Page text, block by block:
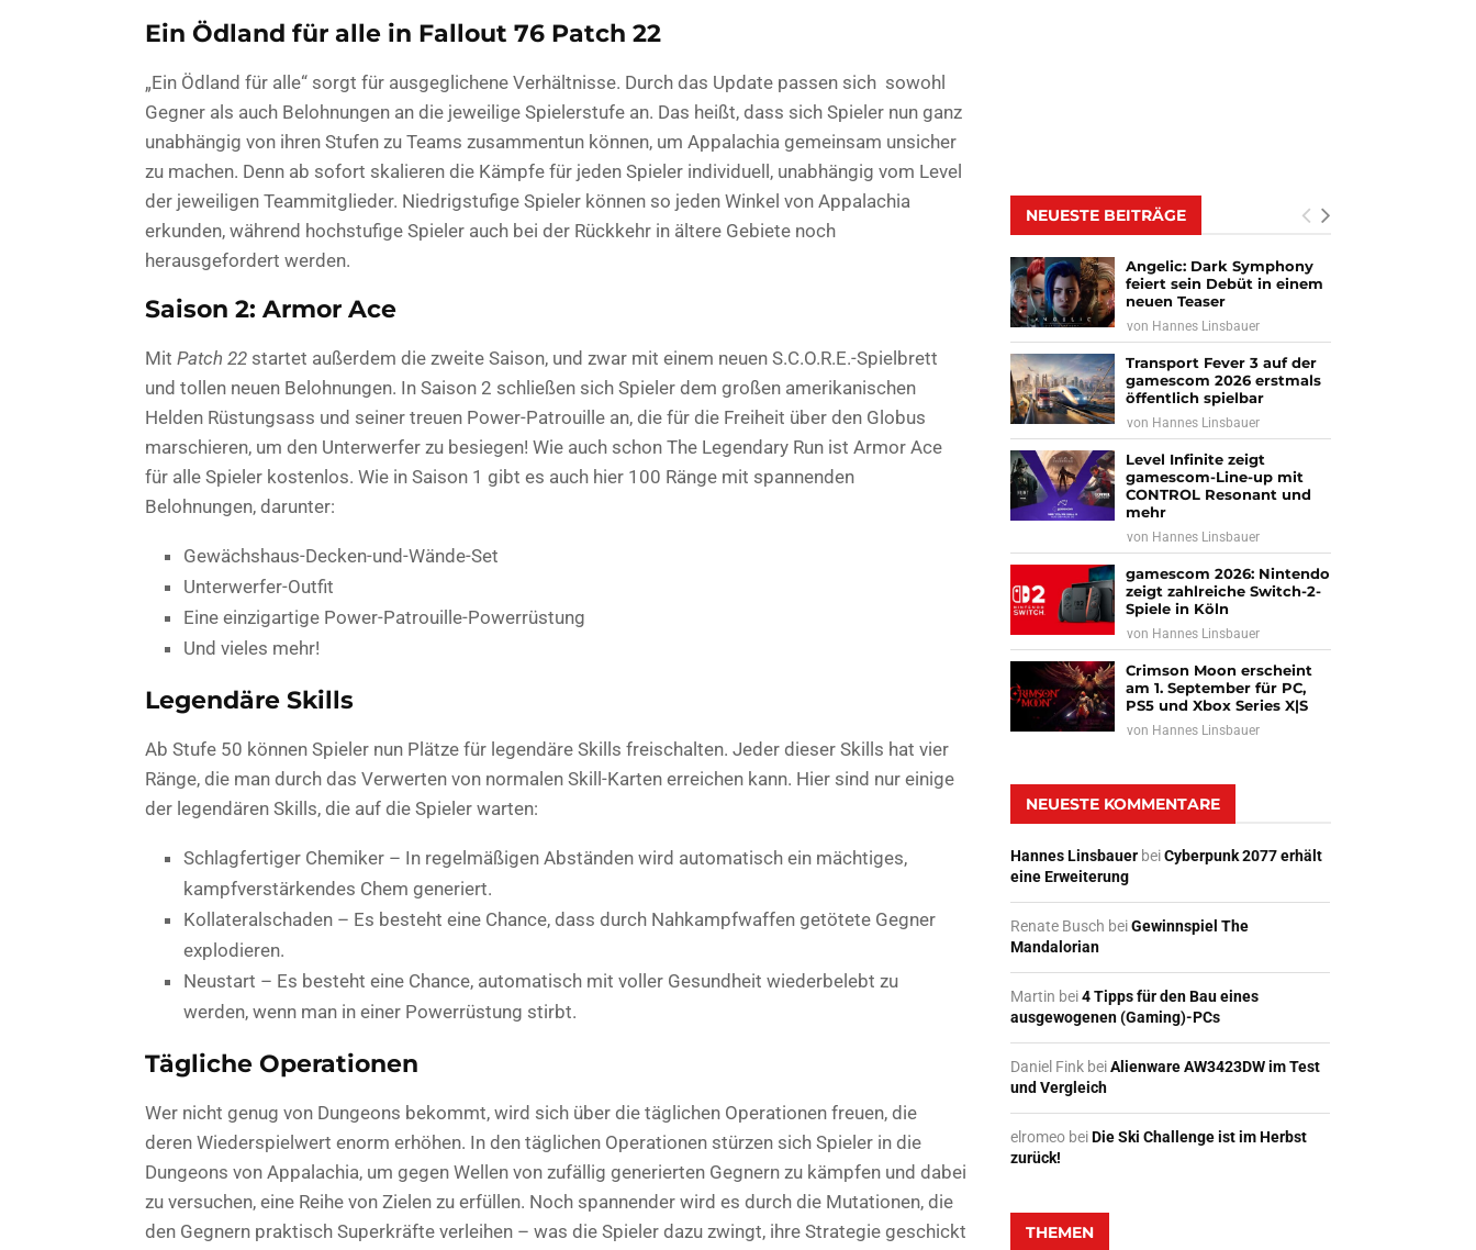
Ein Ödland für alle in Fallout 76 Patch 22
„Ein Ödland für alle“ sorgt für ausgeglichene Verhältnisse. Durch das Update passen sich sowohl
Gegner als auch Belohnungen an die jeweilige Spielerstufe an. Das heißt, dass sich Spieler nun ganz
unabhängig von ihren Stufen zu Teams zusammentun können, um Appalachia gemeinsam unsicher
zu machen. Denn ab sofort skalieren die Kämpfe für jeden Spieler individuell, unabhängig vom Level
der jeweiligen Teammitglieder. Niedrigstufige Spieler können so jeden Winkel von Appalachia
erkunden, während hochstufige Spieler auch bei der Rückkehr in ältere Gebiete noch
herausgefordert werden.
Saison 2: Armor Ace
Mit Patch 22 startet außerdem die zweite Saison, und zwar mit einem neuen S.C.O.R.E.-Spielbrett
und tollen neuen Belohnungen. In Saison 2 schließen sich Spieler dem großen amerikanischen
Helden Rüstungsass und seiner treuen Power-Patrouille an, die für die Freiheit über den Globus
marschieren, um den Unterwerfer zu besiegen! Wie auch schon The Legendary Run ist Armor Ace
für alle Spieler kostenlos. Wie in Saison 1 gibt es auch hier 100 Ränge mit spannenden
Belohnungen, darunter:
Gewächshaus-Decken-und-Wände-Set
Unterwerfer-Outfit
Eine einzigartige Power-Patrouille-Powerrüstung
Und vieles mehr!
Legendäre Skills
Ab Stufe 50 können Spieler nun Plätze für legendäre Skills freischalten. Jeder dieser Skills hat vier
Ränge, die man durch das Verwerten von normalen Skill-Karten erreichen kann. Hier sind nur einige
der legendären Skills, die auf die Spieler warten:
Schlagfertiger Chemiker – In regelmäßigen Abständen wird automatisch ein mächtiges,
kampfverstärkendes Chem generiert.
Kollateralschaden – Es besteht eine Chance, dass durch Nahkampfwaffen getötete Gegner
explodieren.
Neustart – Es besteht eine Chance, automatisch mit voller Gesundheit wiederbelebt zu
werden, wenn man in einer Powerrüstung stirbt.
Tägliche Operationen
Wer nicht genug von Dungeons bekommt, wird sich über die täglichen Operationen freuen, die
deren Wiederspielwert enorm erhöhen. In den täglichen Operationen stürzen sich Spieler in die
Dungeons von Appalachia, um gegen Wellen von zufällig generierten Gegnern zu kämpfen und dabei
zu versuchen, eine Reihe von Zielen zu erfüllen. Noch spannender wird es durch die Mutationen, die
den Gegnern praktisch Superkräfte verleihen – was die Spieler dazu zwingt, ihre Strategie geschickt
NEUESTE BEITRÄGE
Angelic: Dark Symphony
feiert sein Debüt in einem
neuen Teaser
von Hannes Linsbauer
Transport Fever 3 auf der
gamescom 2026 erstmals
öffentlich spielbar
von Hannes Linsbauer
Level Infinite zeigt
gamescom-Line-up mit
CONTROL Resonant und
mehr
von Hannes Linsbauer
gamescom 2026: Nintendo
zeigt zahlreiche Switch-2-
Spiele in Köln
von Hannes Linsbauer
Crimson Moon erscheint
am 1. September für PC,
PS5 und Xbox Series X|S
von Hannes Linsbauer
NEUESTE KOMMENTARE
Hannes Linsbauer beiCyberpunk 2077 erhält
eine Erweiterung
Renate Busch beiGewinnspiel The
Mandalorian
Martin bei4 Tipps für den Bau eines
ausgewogenen (Gaming)-PCs
Daniel Fink beiAlienware AW3423DW im Test
und Vergleich
elromeo beiDie Ski Challenge ist im Herbst
zurück!
THEMEN